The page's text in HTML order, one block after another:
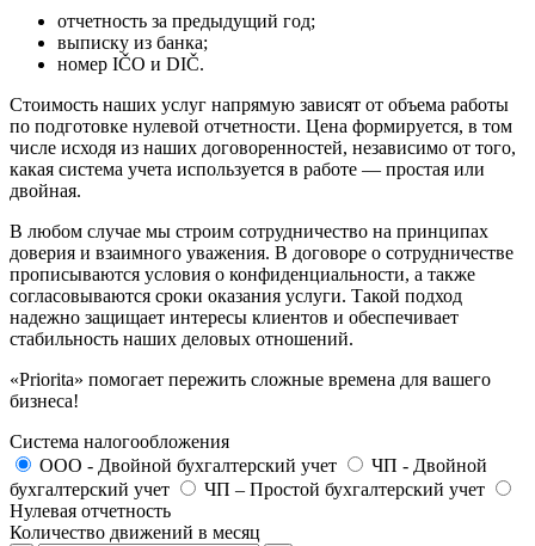
отчетность за предыдущий год;
выписку из банка;
номер IČO и DIČ.
Стоимость наших услуг напрямую зависят от объема работы
по подготовке нулевой отчетности. Цена формируется, в том
числе исходя из наших договоренностей, независимо от того,
какая система учета используется в работе — простая или
двойная.
В любом случае мы строим сотрудничество на принципах
доверия и взаимного уважения. В договоре о сотрудничестве
прописываются условия о конфиденциальности, а также
согласовываются сроки оказания услуги. Такой подход
надежно защищает интересы клиентов и обеспечивает
стабильность наших деловых отношений.
«Priorita» помогает пережить сложные времена для вашего
бизнеса!
Система налогообложения
ООО - Двойной бухгалтерский учет
ЧП - Двойной
бухгалтерский учет
ЧП – Простой бухгалтерский учет
Нулевая отчетность
Количество движений в месяц